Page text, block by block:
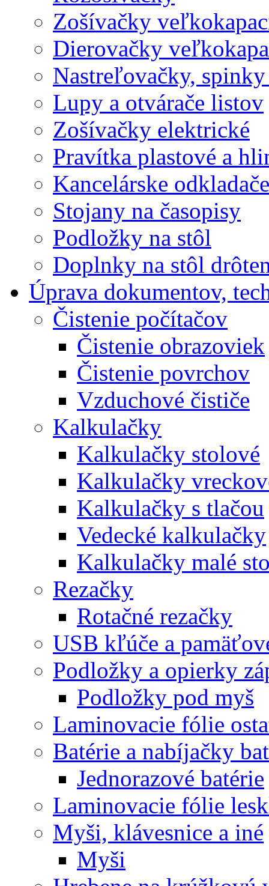
Zošívačky
Dierovačky
Nastreľovačky,
Lupy a otvárače listov
Zošívačky elektrické
Pravítka plastové a
Kancelárske odkladače
Stojany na časopisy
Podložky na stôl
Doplnky na stôl
Úprava dokumentov,
Čistenie počítačov
Čistenie obrazoviek
Čistenie povrchov
Vzduchové čističe
Kalkulačky
Kalkulačky stolové
Kalkulačky
Kalkulačky s tlačou
Vedecké kalkulačky
Kalkulačky malé
Rezačky
Rotačné rezačky
USB kľúče a
Podložky a opierky
Podložky pod myš
Laminovacie fólie
Batérie a nabíjačky
Jednorazové batérie
Laminovacie fólie
Myši, klávesnice a iné
Myši